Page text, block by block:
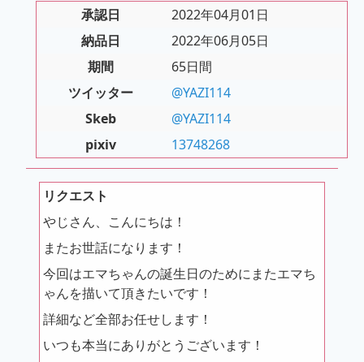
承認日
2022年04月01日
納品日
2022年06月05日
期間
65日間
ツイッター
@YAZI114
Skeb
@YAZI114
pixiv
13748268
リクエスト
やじさん、こんにちは！
またお世話になります！
今回はエマちゃんの誕生日のためにまたエマち
ゃんを描いて頂きたいです！
詳細など全部お任せします！
いつも本当にありがとうございます！